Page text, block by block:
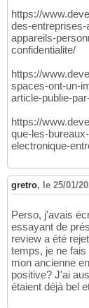
https://
des-
appareils-
confidentialite/
https://
spaces-ont-un-
article-publie-
https://
que-les-
electronique-
gretro, le 25/01/
Perso, j'avais
essayant de
review a été
temps, je ne
mon ancienne
positive? J'ai
étaient déjà bel